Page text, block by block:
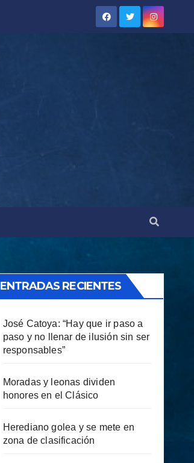
ENTRADAS RECIENTES
José Catoya: “Hay que ir paso a
paso y no llenar de ilusión sin ser
responsables”
Moradas y leonas dividen
honores en el Clásico
Herediano golea y se mete en
zona de clasificación